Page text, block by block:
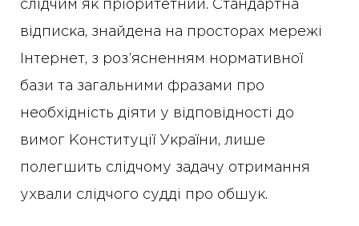
слідчим як пріоритетний. Стандартна
відписка, знайдена на просторах мережі
Інтернет, з роз’ясненням нормативної
бази та загальними фразами про
необхідність діяти у відповідності до
вимог Конституції України, лише
полегшить слідчому задачу отримання
ухвали слідчого судді про обшук.